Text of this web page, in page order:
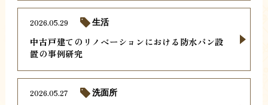
中古戸建てのリノベーションにおける防水パン設
置の事例研究
2026.05.29 生活
2026.05.27 洗面所